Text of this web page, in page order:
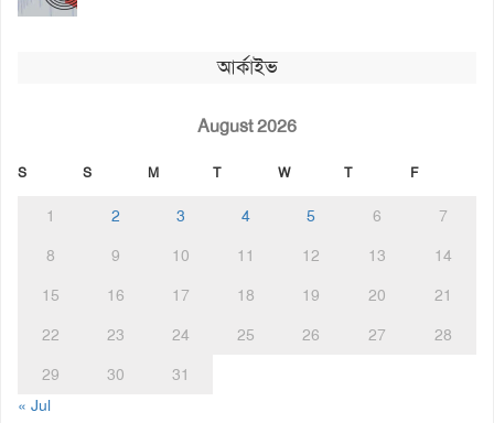
আর্কাইভ
August 2026
S S M T W T F
1 2 3 4 5 6
7
8
9 10 11 12 13
14
15
16 17 18 19 20
21
22
23 24 25 26 27
28
29
30
31
« Jul